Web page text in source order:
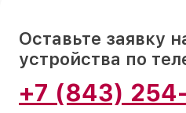
Оставьте заявку
устройства по
+7 (843)